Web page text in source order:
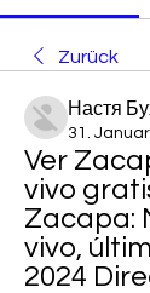
Zurück
Настя
31.
Ver
vivo
Zacapa:
vivo,
2024